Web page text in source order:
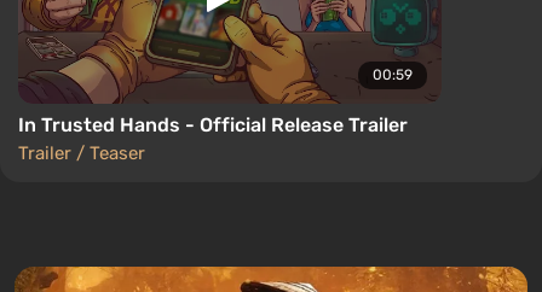
00:59
In Trusted Hands - Official Release Trailer
Trailer / Teaser